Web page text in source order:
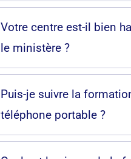
Votre centre est-il bien
le ministère ?
Puis-je suivre la
téléphone portable ?